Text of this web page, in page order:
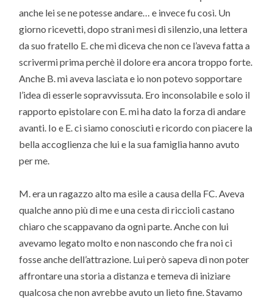
anche lei se ne potesse andare… e invece fu così. Un
giorno ricevetti, dopo strani mesi di silenzio, una lettera
da suo fratello E. che mi diceva che non ce l’aveva fatta a
scrivermi prima perchè il dolore era ancora troppo forte.
Anche B. mi aveva lasciata e io non potevo sopportare
l’idea di esserle sopravvissuta. Ero inconsolabile e solo il
rapporto epistolare con E. mi ha dato la forza di andare
avanti. Io e E. ci siamo conosciuti e ricordo con piacere la
bella accoglienza che lui e la sua famiglia hanno avuto
per me.
M. era un ragazzo alto ma esile a causa della FC. Aveva
qualche anno più di me e una cesta di riccioli castano
chiaro che scappavano da ogni parte. Anche con lui
avevamo legato molto e non nascondo che fra noi ci
fosse anche dell’attrazione. Lui però sapeva di non poter
affrontare una storia a distanza e temeva di iniziare
qualcosa che non avrebbe avuto un lieto fine. Stavamo